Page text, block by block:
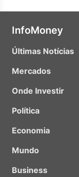
InfoMoney
Últimas Notícias
Mercados
Onde Investir
Política
Economia
Mundo
Business